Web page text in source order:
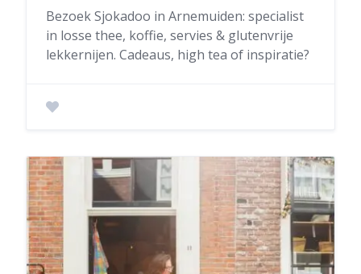
Bezoek Sjokadoo in Arnemuiden: specialist
in losse thee, koffie, servies & glutenvrije
lekkernijen. Cadeaus, high tea of inspiratie?